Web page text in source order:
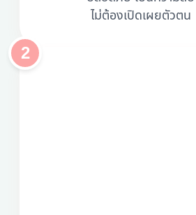
ไม่ต้องเปิดเผยตัวตน
2